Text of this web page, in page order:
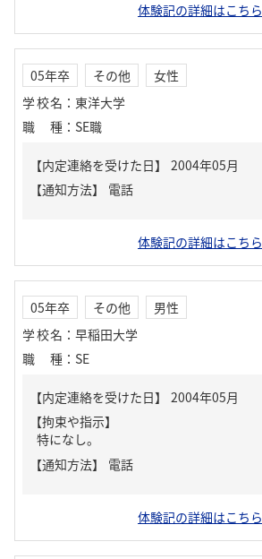
体験記の詳細はこちら
05年卒 その他
女性
学校名 ： 東洋大学
職種 ： SE職
【内定連絡を受けた日】
2004年05月
【通知方法】
電話
体験記の詳細はこちら
05年卒 その他
男性
学校名 ： 早稲田大学
職種 ： SE
【内定連絡を受けた日】
2004年05月
【拘束や指示】
特になし。
【通知方法】
電話
体験記の詳細はこちら